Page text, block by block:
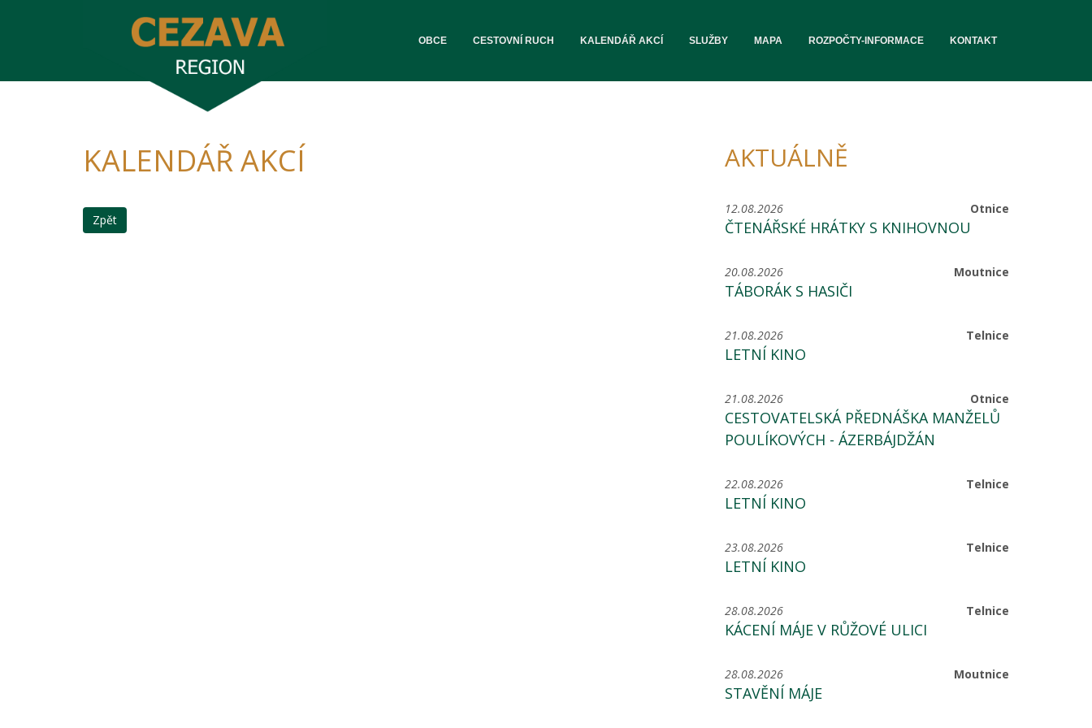
OBCE CESTOVNÍ RUCH KALENDÁŘ AKCÍ SLUŽBY MAPA ROZPOČTY-INFORMACE KONTAKT
KALENDÁŘ AKCÍ
Zpět
AKTUÁLNĚ
Otnice
12.08.2026
ČTENÁŘSKÉ HRÁTKY S KNIHOVNOU
Moutnice
20.08.2026
TÁBORÁK S HASIČI
Telnice
21.08.2026
LETNÍ KINO
Otnice
21.08.2026
CESTOVATELSKÁ PŘEDNÁŠKA MANŽELŮ
POULÍKOVÝCH - ÁZERBÁJDŽÁN
Telnice
22.08.2026
LETNÍ KINO
Telnice
23.08.2026
LETNÍ KINO
Telnice
28.08.2026
KÁCENÍ MÁJE V RŮŽOVÉ ULICI
Moutnice
28.08.2026
STAVĚNÍ MÁJE